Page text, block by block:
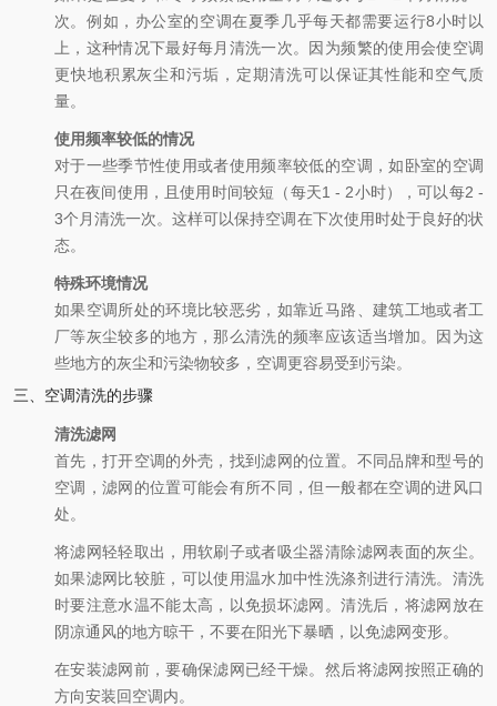
次。例如，办公室的空调在夏季几乎每天都需要运行8小时以
上，这种情况下最好每月清洗一次。因为频繁的使用会使空调
更快地积累灰尘和污垢，定期清洗可以保证其性能和空气质
量。
使用频率较低的情况
对于一些季节性使用或者使用频率较低的空调，如卧室的空调
只在夜间使用，且使用时间较短（每天1 - 2小时），可以每2 -
3个月清洗一次。这样可以保持空调在下次使用时处于良好的状
态。
特殊环境情况
如果空调所处的环境比较恶劣，如靠近马路、建筑工地或者工
厂等灰尘较多的地方，那么清洗的频率应该适当增加。因为这
些地方的灰尘和污染物较多，空调更容易受到污染。
三、空调清洗的步骤
清洗滤网
首先，打开空调的外壳，找到滤网的位置。不同品牌和型号的
空调，滤网的位置可能会有所不同，但一般都在空调的进风口
处。
将滤网轻轻取出，用软刷子或者吸尘器清除滤网表面的灰尘。
如果滤网比较脏，可以使用温水加中性洗涤剂进行清洗。清洗
时要注意水温不能太高，以免损坏滤网。清洗后，将滤网放在
阴凉通风的地方晾干，不要在阳光下暴晒，以免滤网变形。
在安装滤网前，要确保滤网已经干燥。然后将滤网按照正确的
方向安装回空调内。